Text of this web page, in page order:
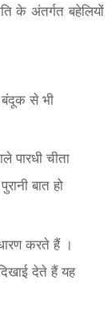
के अंतर्गत बहेलियों
बंदूक से भी
पारधी चीता
पुरानी बात हो
करते हैं ।
देते हैं यह